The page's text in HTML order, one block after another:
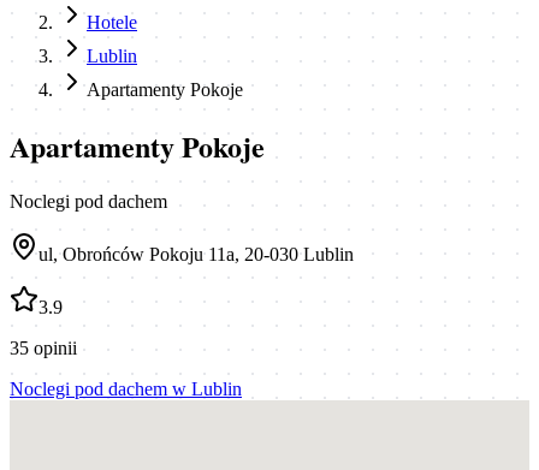
Hotele
Lublin
Apartamenty Pokoje
Apartamenty Pokoje
Noclegi pod dachem
ul, Obrońców Pokoju 11a, 20-030 Lublin
3.9
35 opinii
Noclegi pod dachem w Lublin